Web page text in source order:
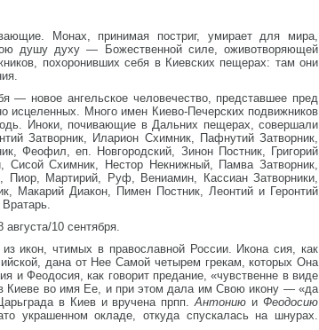
Монах, принимая постриг, умирает для мира,
душу духу — Божественной силе, оживотворяющей
похоронивших себя в Киевских пещерах: там они
— новое ангельское человечество, представшее пред
исцеленных. Много имен Киево-Печерских подвижников
Иноки, почивающие в Дальних пещерах, совершали
Затворник, Иларион Схимник, Пафнутий Затворник,
Феофил, еп. Новгородский, Зинон Постник, Григорий
Схимник, Нестор Некнижный, Памва Затворник,
Мартирий, Руф, Вениамин, Кассиан Затворники,
Макарий Диакон, Пимен Постник, Леонтий и Геронтий
10 сентября.
икон, чтимых в православной России. Икона сия, как
дана от Нее Самой четырем грекам, которых Она
и Феодосия, как говорит предание, «чувственне в виде
Киеве во имя Ее, и при этом дала им Свою икону — «да
в Киев и вручена прпп.Антонию иФеодосию
украшенном окладе, откуда спускалась на шнурах.